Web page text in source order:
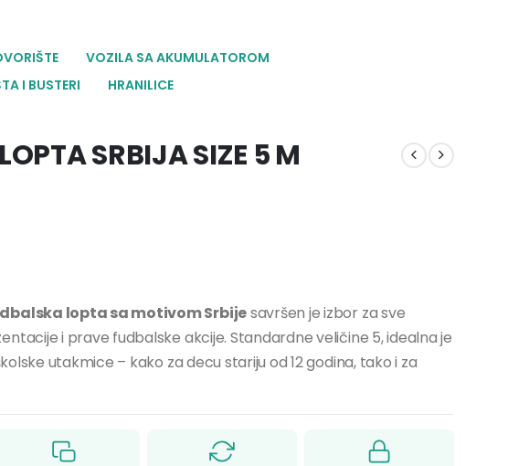
VOZILA SA AKUMULATOROM
I BUSTERI HRANILICE
SRBIJA SIZE 5 M
lopta sa motivom Srbijesavršen je izbor za sve
i prave fudbalske akcije. Standardne veličine 5, idealna je
utakmice – kako za decu stariju od 12 godina, tako i za